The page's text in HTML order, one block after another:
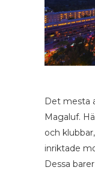
Det mesta
Magaluf.
och
inriktade
Dessa